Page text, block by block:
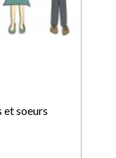
et soeurs